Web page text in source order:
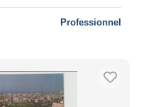
Professionnel